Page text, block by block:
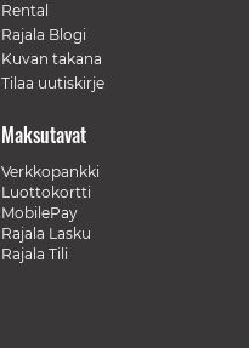
Rental
Rajala Blogi
Kuvan takana
Tilaa uutiskirje
Maksutavat
Verkkopankki
Luottokortti
MobilePay
Rajala Lasku
Rajala Tili